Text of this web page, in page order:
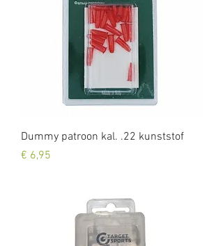
Dummy patroon kal. .22 kunststof
Prijs
€ 6,95